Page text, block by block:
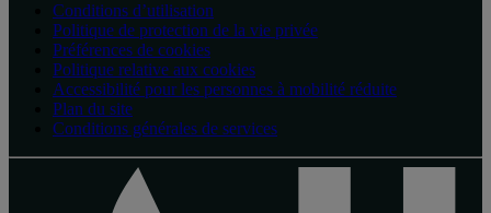
Conditions d’utilisation
Politique de protection de la vie privée
Préférences de cookies
Politique relative aux cookies
Accessibilité pour les personnes à mobilité réduite
Plan du site
Conditions générales de services